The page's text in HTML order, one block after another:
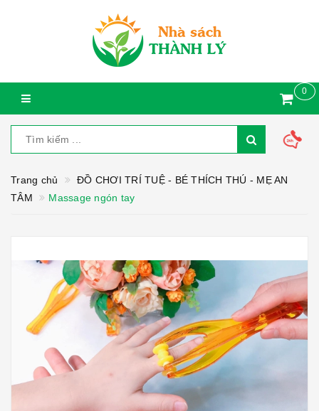
0
Trang chủ
ĐỒ CHƠI TRÍ TUỆ - BÉ THÍCH THÚ - MẸ AN
TÂM
Massage ngón tay